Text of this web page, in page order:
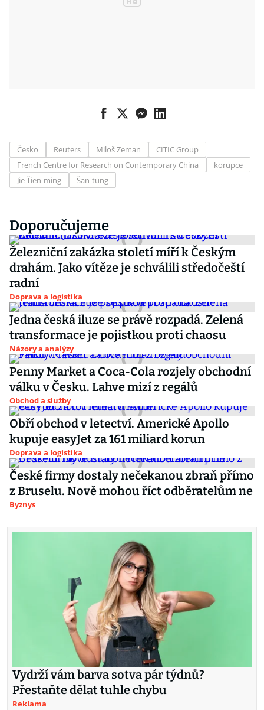
Česko Reuters Miloš Zeman
CITIC Group
French Centre for Research on Contemporary China
korupce
Jie Ťien-ming
Šan-tung
Doporučujeme
Železniční zakázka století míří k Českým
drahám. Jako vítěze je schválili středočeští
radní
Doprava a logistika
Jedna česká iluze se právě rozpadá. Zelená
transformace je pojistkou proti chaosu
Názory a analýzy
Penny Market a Coca-Cola rozjely obchodní
válku v Česku. Lahve mizí z regálů
Obchod a služby
Obří obchod v letectví. Americké Apollo
kupuje easyJet za 161 miliard korun
Doprava a logistika
České firmy dostaly nečekanou zbraň přímo
z Bruselu. Nově mohou říct odběratelům ne
Byznys
Vydrží vám barva sotva pár týdnů?
Přestaňte dělat tuhle chybu
Reklama